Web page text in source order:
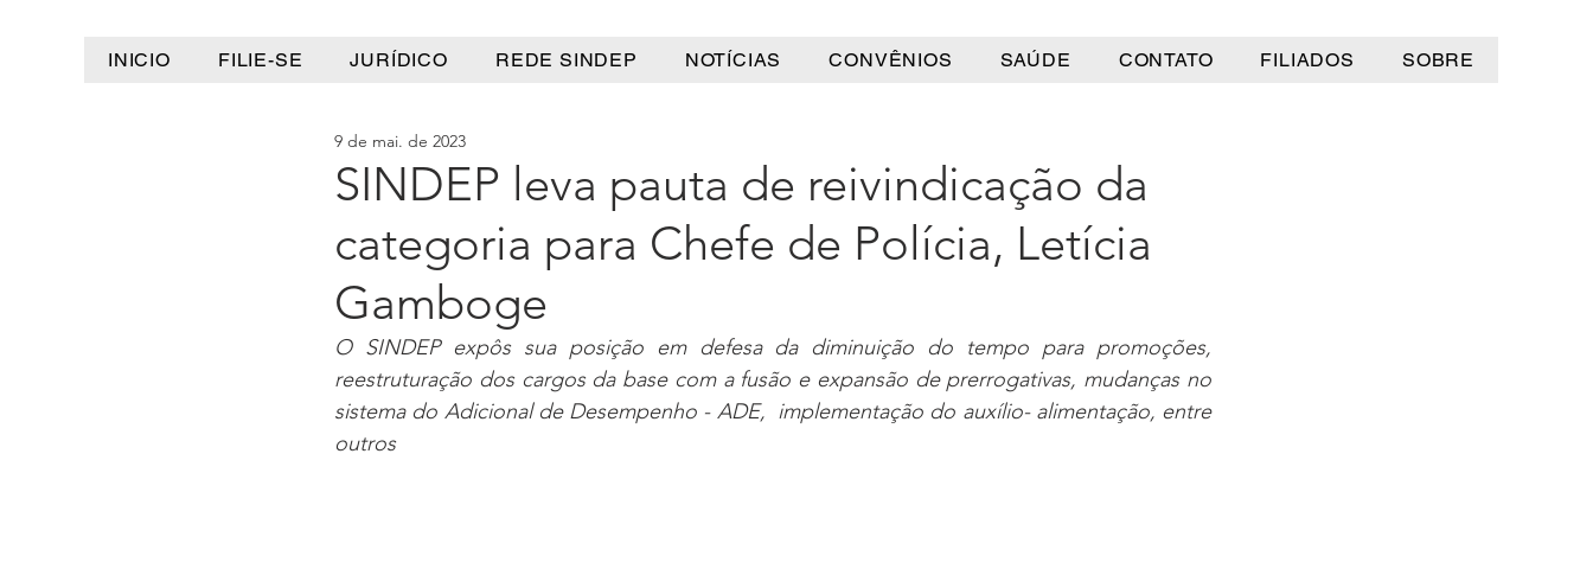
INICIO FILIE-SE JURÍDICO REDE SINDEP NOTÍCIAS CONVÊNIOS SAÚDE CONTATO FILIADOS SOBRE
SINDEP leva pauta de reivindicação da
categoria para Chefe de Polícia, Letícia
Gamboge
9 de mai. de 2023
O SINDEP expôs sua posição em defesa da diminuição do tempo para promoções,
reestruturação dos cargos da base com a fusão e expansão de prerrogativas, mudanças no
sistema do Adicional de Desempenho - ADE,  implementação do auxílio- alimentação, entre
outros